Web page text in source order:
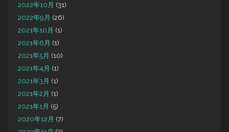
2022年10月 (31)
2022年9月 (26)
2021年10月 (1)
2021年6月 (1)
2021年5月 (10)
2021年4月 (1)
2021年3月 (1)
2021年2月 (1)
2021年1月 (5)
2020年12月 (7)